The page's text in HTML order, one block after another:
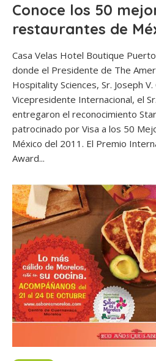
Conoce los 50
restaurantes de
Casa Velas Hotel Boutique
donde el Presidente de The
Hospitality Sciences, Sr. Joseph V.
Vicepresidente Internacional, el
entregaron el reconocimiento
patrocinado por Visa a los 50
México del 2011. El Premio
Award...